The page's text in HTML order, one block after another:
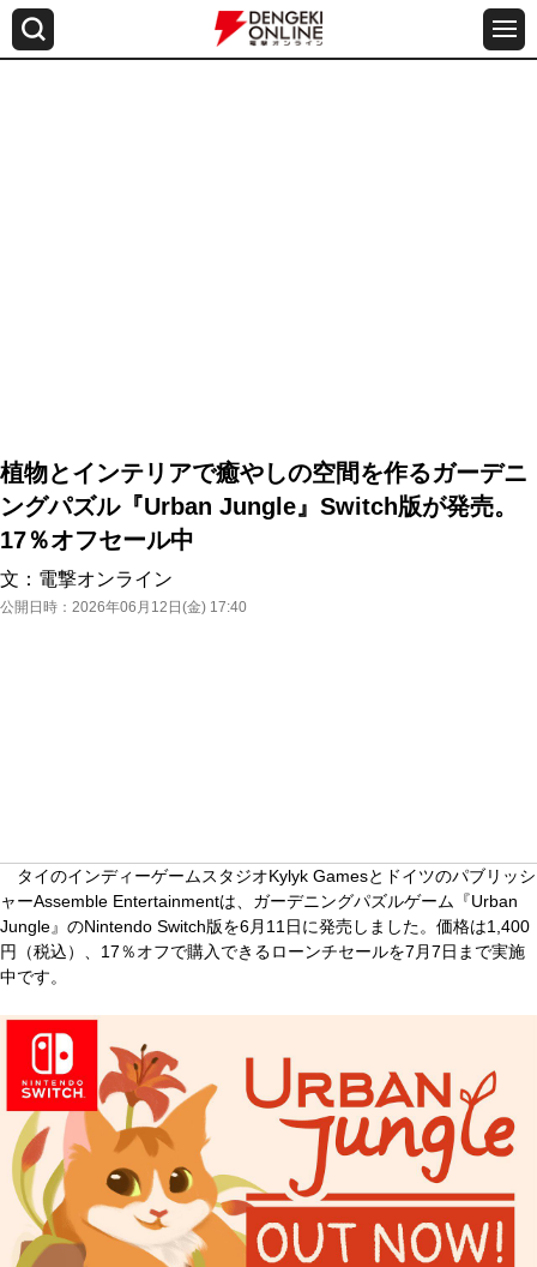
植物とインテリアで癒やしの空間を作るガーデニ
ングパズル『Urban Jungle』Switch版が発売。
17％オフセール中
文： 電撃オンライン
公開日時： 2026年06月12日(金) 17:40
タイのインディーゲームスタジオKylyk Gamesとドイツのパブリッシ
ャーAssemble Entertainmentは、ガーデニングパズルゲーム『Urban
Jungle』のNintendo Switch版を6月11日に発売しました。価格は1,400
円（税込）、17％オフで購入できるローンチセールを7月7日まで実施
中です。